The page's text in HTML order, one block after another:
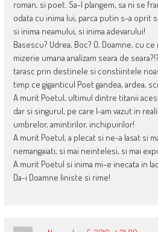
roman, si poet. Sa-l plangem, sa ni se
odata cu inima lui, parca putin s-a oprit
si inima neamului, si inima adevarului!
Basescu? Udrea, Boc? O, Doamne, cu
mizerie umana analizam seara de
tarasc prin destinele si constiintele
timp ce giganticul Poet gandea, ardea,
A murit Poetul, ultimul dintre titanii
dar si singurul, pe care l-am vazut in
umbrelor, amintirilor, inchipuirilor!
A murit Poetul, a plecat si ne-a lasat si
nemangaiati, si mai neintelesi, si mai
A murit Poetul si inima mi-e inecata in
Da-i Doamne liniste si rime!